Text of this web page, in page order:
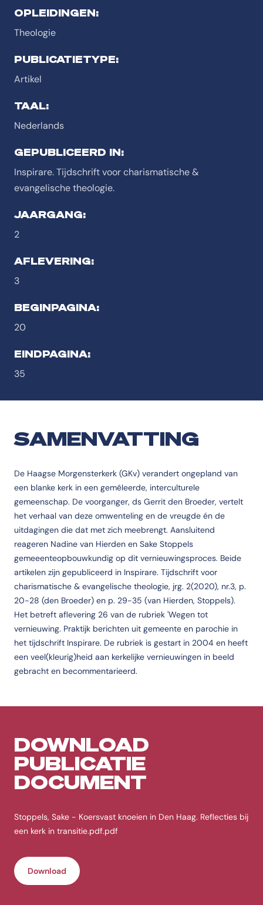
OPLEIDINGEN:
Theologie
PUBLICATIETYPE:
Artikel
TAAL:
Nederlands
GEPUBLICEERD IN:
Inspirare. Tijdschrift voor charismatische &
evangelische theologie.
JAARGANG:
2
AFLEVERING:
3
BEGINPAGINA:
20
EINDPAGINA:
35
SAMENVATTING
De Haagse Morgensterkerk (GKv) verandert ongepland van
een blanke kerk in een gemêleerde, interculturele
gemeenschap. De voorganger, ds Gerrit den Broeder, vertelt
het verhaal van deze omwenteling en de vreugde én de
uitdagingen die dat met zich meebrengt. Aansluitend
reageren Nadine van Hierden en Sake Stoppels
gemeeenteopbouwkundig op dit vernieuwingsproces. Beide
artikelen zijn gepubliceerd in Inspirare. Tijdschrift voor
charismatische & evangelische theologie, jrg. 2(2020), nr.3, p.
20-28 (den Broeder) en p. 29-35 (van Hierden, Stoppels).
Het betreft aflevering 26 van de rubriek 'Wegen tot
vernieuwing. Praktijk berichten uit gemeente en parochie in
het tijdschrift Inspirare. De rubriek is gestart in 2004 en heeft
een veel(kleurig)heid aan kerkelijke vernieuwingen in beeld
gebracht en becommentarieerd.
DOWNLOAD
PUBLICATIE
DOCUMENT
Stoppels, Sake - Koersvast knoeien in Den Haag. Reflecties bij
een kerk in transitie.pdf.pdf
Download